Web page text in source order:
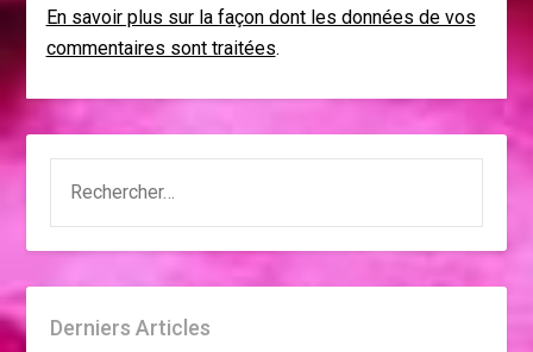
En savoir plus sur la façon dont les données de vos
commentaires sont traitées.
Derniers Articles